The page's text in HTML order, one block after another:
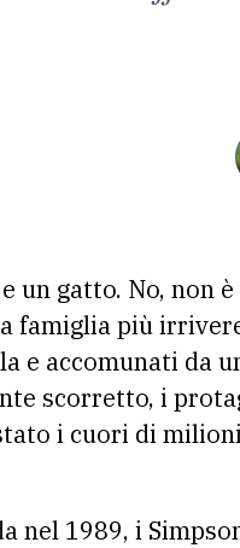
famiglia più
e accomunati da
scorretto, i
i cuori di
nel 1989, i